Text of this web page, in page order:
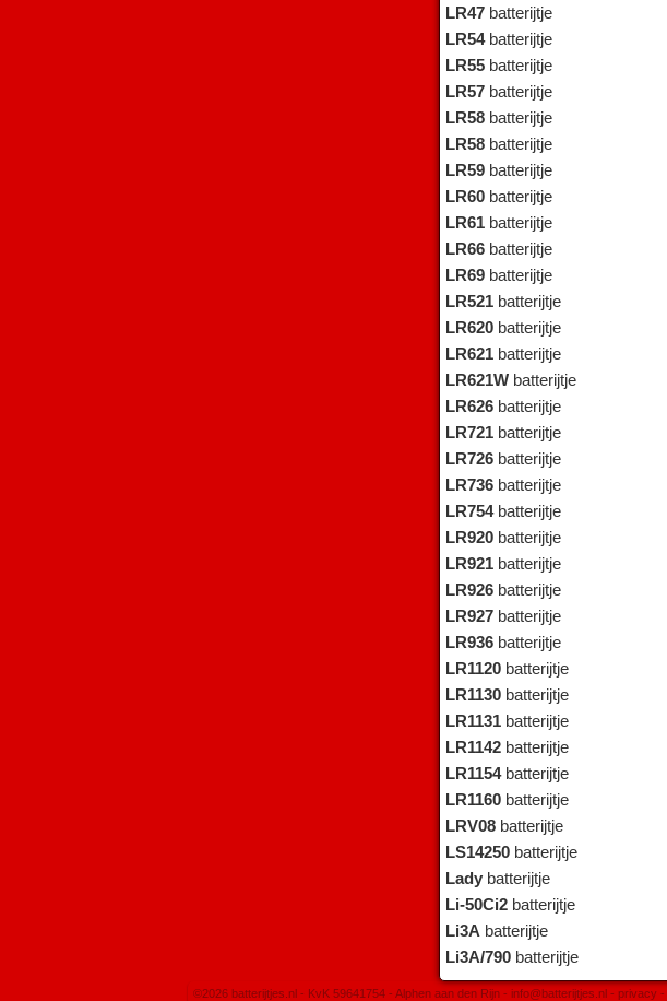
LR47 batterijtje
LR54batterijtje
LR55 batterijtje
LR57 batterijtje
LR58 batterijtje
LR58 batterijtje
LR59 batterijtje
LR60 batterijtje
LR61 batterijtje
LR66 batterijtje
LR69 batterijtje
LR521 batterijtje
LR620 batterijtje
LR621 batterijtje
LR621W batterijtje
LR626 batterijtje
LR721 batterijtje
LR726 batterijtje
LR736 batterijtje
LR754batterijtje
LR920 batterijtje
LR921 batterijtje
LR926 batterijtje
LR927 batterijtje
LR936 batterijtje
LR1120 batterijtje
LR1130 batterijtje
LR1131 batterijtje
LR1142 batterijtje
LR1154batterijtje
LR1160 batterijtje
LRV08 batterijtje
LS14250 batterijtje
Lady batterijtje
Li-50Ci2 batterijtje
Li3A batterijtje
Li3A/790 batterijtje
©2026 batterijtjes.nl - KvK 59641754 - Alphen aan den Rijn - info@batterijtjes.nl - privacy -